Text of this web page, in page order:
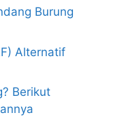
Burung
Alternatif
Berikut